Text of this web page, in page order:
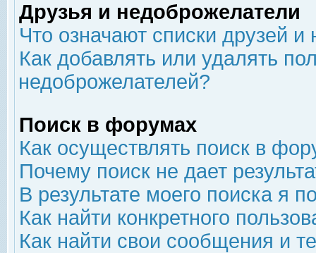
Друзья и недоброжелатели
Что означают списки друзей
Как добавлять или удалять
недоброжелателей?
Поиск в форумах
Как осуществлять поиск в
Почему поиск не дает
В результате моего поиска я
Как найти конкретного
Как найти свои сообщения и